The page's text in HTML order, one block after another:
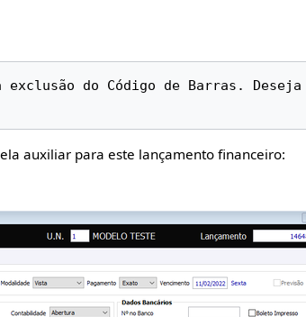
exclusão do Código de Barras. Deseja
auxiliar para este lançamento financeiro: